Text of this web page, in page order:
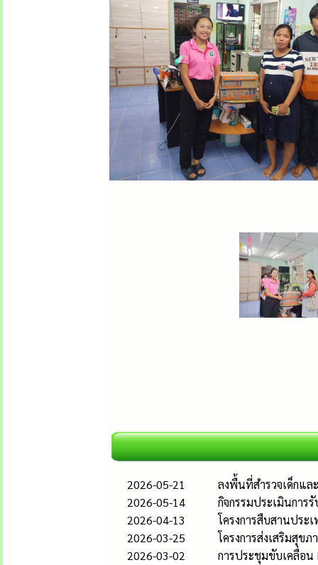
2026-05-21
ลงพื้นที่สำรวจเด็กแล
2026-05-14
กิจกรรมประเมินการ
2026-04-13
โครงการสืบสานประ
2026-03-25
โครงการส่งเสริมสุข
2026-03-02
การประชุมขับเคลื่อน